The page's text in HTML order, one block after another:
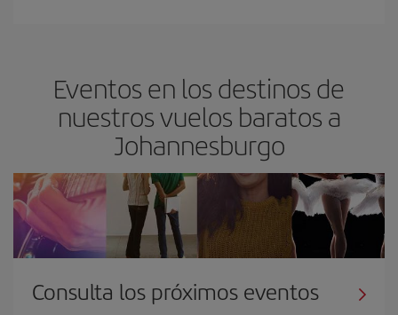
Eventos en los destinos de
nuestros vuelos baratos a
Johannesburgo
Consulta los próximos eventos